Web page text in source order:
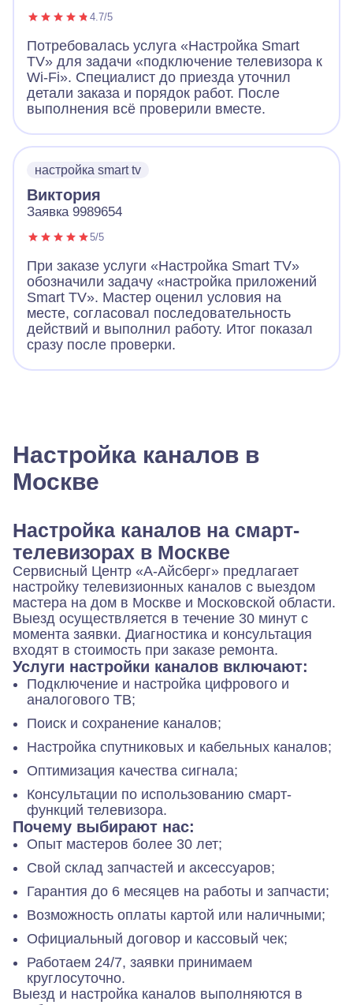
4.7/5
Потребовалась услуга «Настройка Smart
TV» для задачи «подключение телевизора к
Wi-Fi». Специалист до приезда уточнил
детали заказа и порядок работ. После
выполнения всё проверили вместе.
настройка smart tv
Виктория
Заявка 9989654
5/5
При заказе услуги «Настройка Smart TV»
обозначили задачу «настройка приложений
Smart TV». Мастер оценил условия на
месте, согласовал последовательность
действий и выполнил работу. Итог показал
сразу после проверки.
Настройка каналов в
Москве
Настройка каналов на смарт-
телевизорах в Москве
Сервисный Центр «А-Айсберг» предлагает
настройку телевизионных каналов с выездом
мастера на дом в Москве и Московской области.
Выезд осуществляется в течение 30 минут с
момента заявки. Диагностика и консультация
входят в стоимость при заказе ремонта.
Услуги настройки каналов включают:
Подключение и настройка цифрового и
аналогового ТВ;
Поиск и сохранение каналов;
Настройка спутниковых и кабельных каналов;
Оптимизация качества сигнала;
Консультации по использованию смарт-
функций телевизора.
Почему выбирают нас:
Опыт мастеров более 30 лет;
Свой склад запчастей и аксессуаров;
Гарантия до 6 месяцев на работы и запчасти;
Возможность оплаты картой или наличными;
Официальный договор и кассовый чек;
Работаем 24/7, заявки принимаем
круглосуточно.
Выезд и настройка каналов выполняются в